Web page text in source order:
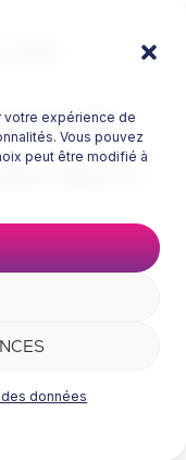
votre expérience de
Vous pouvez
peut être modifié à
données
(CDA)
logiciel Big
Réseaux et